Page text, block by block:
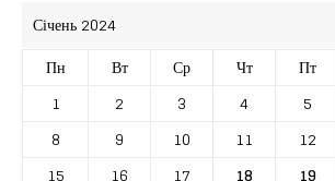
Січень 2024
Пн
Вт Ср Чт Пт
1
2 3 4 5
8
9 10 11 12
15
16 17 18 19